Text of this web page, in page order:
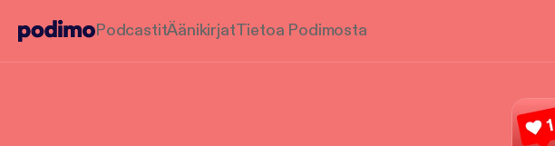
PodcastitÄänikirjatTietoa Podimosta